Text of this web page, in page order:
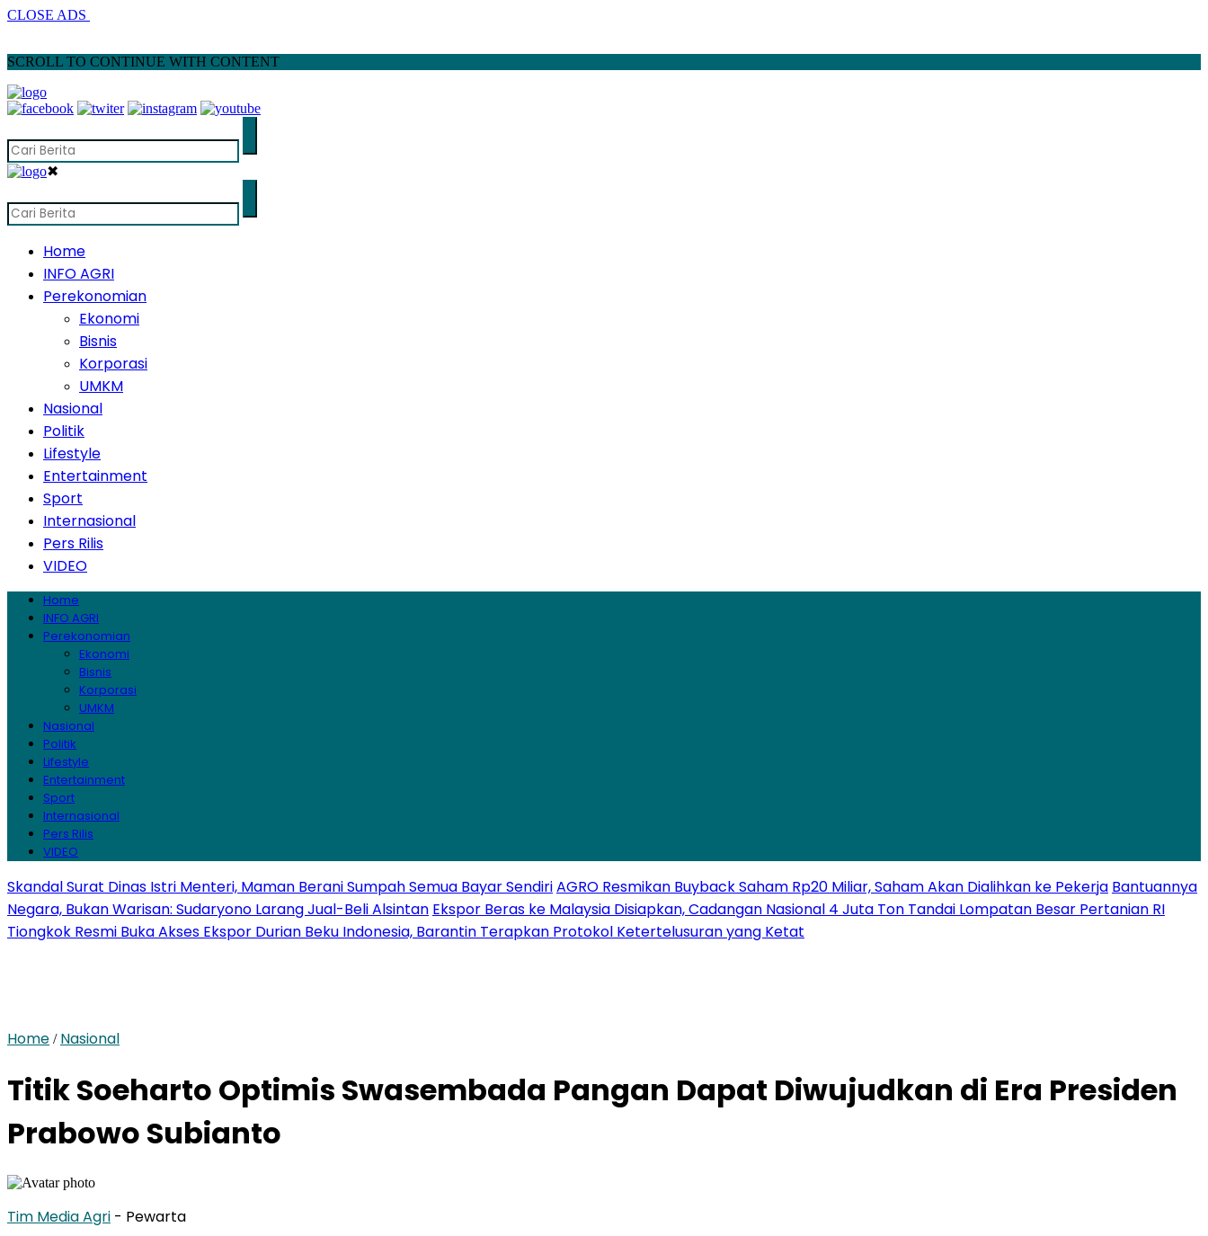
CLOSE ADS
SCROLL TO CONTINUE WITH CONTENT
✖
Home
INFO AGRI
Perekonomian
Ekonomi
Bisnis
Korporasi
UMKM
Nasional
Politik
Lifestyle
Entertainment
Sport
Internasional
Pers Rilis
VIDEO
Home
INFO AGRI
Perekonomian
Ekonomi
Bisnis
Korporasi
UMKM
Nasional
Politik
Lifestyle
Entertainment
Sport
Internasional
Pers Rilis
VIDEO
Skandal Surat Dinas Istri Menteri, Maman Berani Sumpah Semua Bayar SendiriAGRO Resmikan Buyback Saham Rp20 Miliar, Saham Akan Dialihkan ke Pekerja Bantuannya
Negara, Bukan Warisan: Sudaryono Larang Jual-Beli Alsintan Ekspor Beras ke Malaysia Disiapkan, Cadangan Nasional 4 Juta Ton Tandai Lompatan Besar Pertanian RI
Tiongkok Resmi Buka Akses Ekspor Durian Beku Indonesia, Barantin Terapkan Protokol Ketertelusuran yang Ketat
Home / Nasional
Titik Soeharto Optimis Swasembada Pangan Dapat Diwujudkan di Era Presiden
Prabowo Subianto
Tim Media Agri - Pewarta